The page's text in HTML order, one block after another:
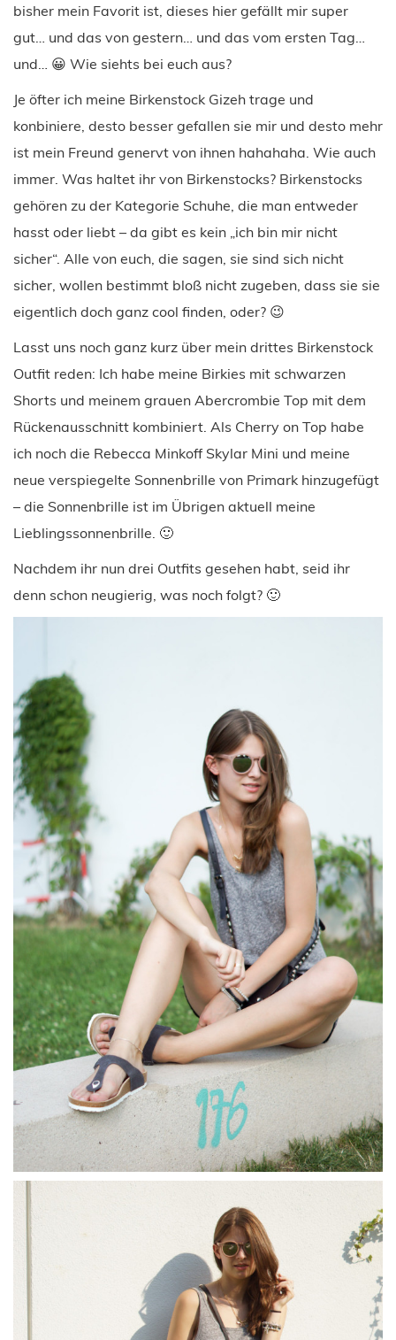
bisher mein Favorit ist, dieses hier gefällt mir super
gut… und das von gestern… und das vom ersten Tag…
und… 😀 Wie siehts bei euch aus?
Je öfter ich meine Birkenstock Gizeh trage und
konbiniere, desto besser gefallen sie mir und desto mehr
ist mein Freund genervt von ihnen hahahaha. Wie auch
immer. Was haltet ihr von Birkenstocks? Birkenstocks
gehören zu der Kategorie Schuhe, die man entweder
hasst oder liebt – da gibt es kein „ich bin mir nicht
sicher“. Alle von euch, die sagen, sie sind sich nicht
sicher, wollen bestimmt bloß nicht zugeben, dass sie sie
eigentlich doch ganz cool finden, oder? 😉
Lasst uns noch ganz kurz über mein drittes Birkenstock
Outfit reden: Ich habe meine Birkies mit schwarzen
Shorts und meinem grauen Abercrombie Top mit dem
Rückenausschnitt kombiniert. Als Cherry on Top habe
ich noch die Rebecca Minkoff Skylar Mini und meine
neue verspiegelte Sonnenbrille von Primark hinzugefügt
– die Sonnenbrille ist im Übrigen aktuell meine
Lieblingssonnenbrille. 🙂
Nachdem ihr nun drei Outfits gesehen habt, seid ihr
denn schon neugierig, was noch folgt? 🙂